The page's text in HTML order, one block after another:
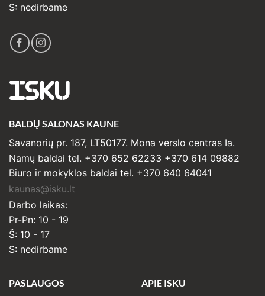
S: nedirbame
ISKU
BALDŲ SALONAS KAUNE
Savanorių pr. 187, LT50177. Mona verslo centras Ia.
Namų baldai tel. +370 652 62233 +370 614 09882
Biuro ir mokyklos baldai tel. +370 640 64041
kaunas@isku.lt
Darbo laikas:
Pr-Pn: 10 - 19
Š: 10 - 17
S: nedirbame
PASLAUGOS APIE ISKU